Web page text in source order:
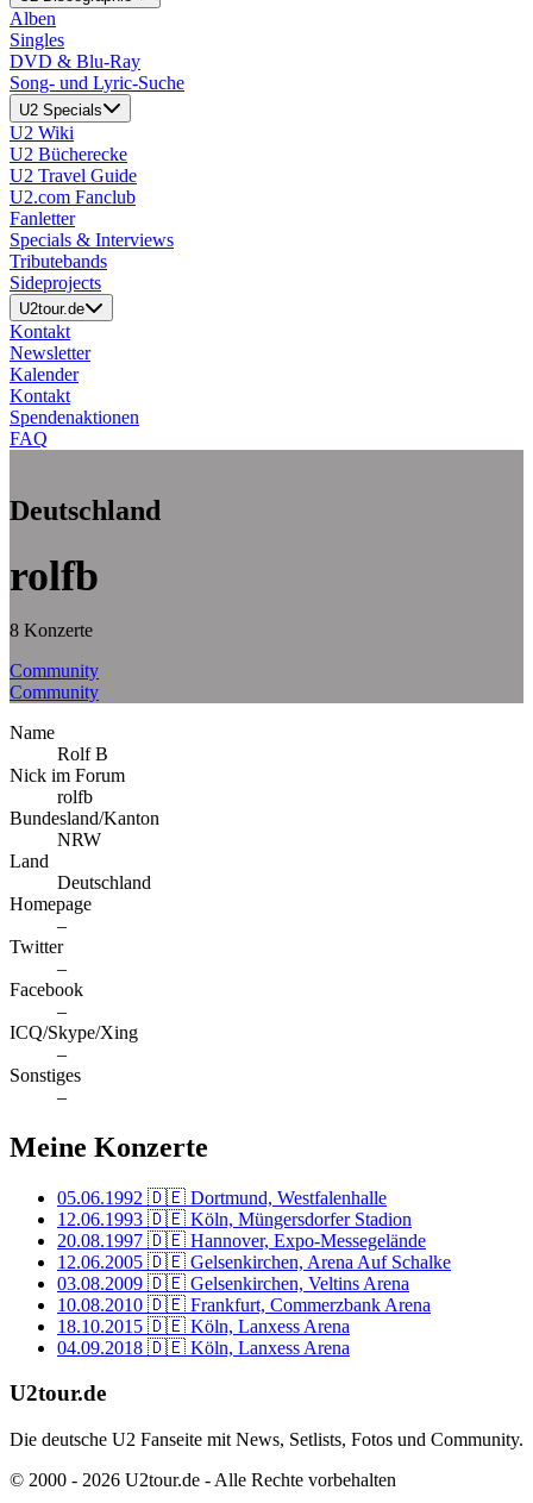
Alben
Singles
DVD & Blu-Ray
Song- und Lyric-Suche
U2 Specials
U2 Wiki
U2 Bücherecke
U2 Travel Guide
U2.com Fanclub
Fanletter
Specials & Interviews
Tributebands
Sideprojects
U2tour.de
Kontakt
Newsletter
Kalender
Kontakt
Spendenaktionen
FAQ
Deutschland
rolfb
8 Konzerte
Community
Community
Name
Rolf B
Nick im Forum
rolfb
Bundesland/Kanton
NRW
Land
Deutschland
Homepage
–
Twitter
–
Facebook
–
ICQ/Skype/Xing
–
Sonstiges
–
Meine Konzerte
05.06.1992 🇩🇪 Dortmund, Westfalenhalle
12.06.1993 🇩🇪 Köln, Müngersdorfer Stadion
20.08.1997 🇩🇪 Hannover, Expo-Messegelände
12.06.2005 🇩🇪 Gelsenkirchen, Arena Auf Schalke
03.08.2009 🇩🇪 Gelsenkirchen, Veltins Arena
10.08.2010 🇩🇪 Frankfurt, Commerzbank Arena
18.10.2015 🇩🇪 Köln, Lanxess Arena
04.09.2018 🇩🇪 Köln, Lanxess Arena
U2tour.de
Die deutsche U2 Fanseite mit News, Setlists, Fotos und Community.
© 2000 - 2026 U2tour.de - Alle Rechte vorbehalten